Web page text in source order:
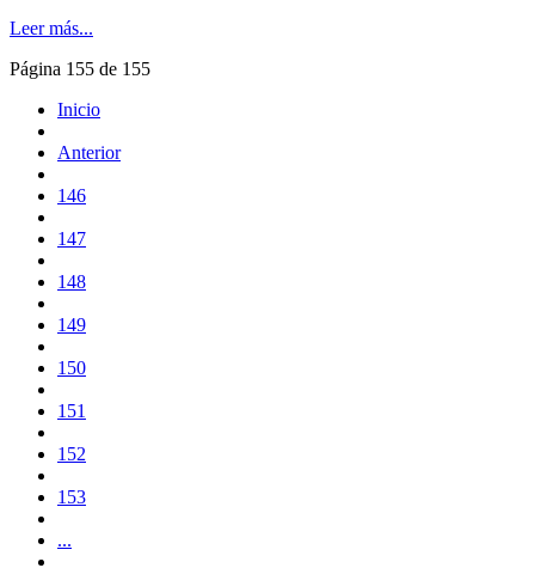
Leer más...
Página 155 de 155
Inicio
Anterior
146
147
148
149
150
151
152
153
...